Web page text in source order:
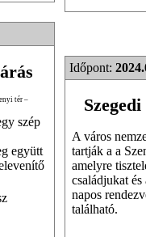
tér –
szép
együtt
Időpont:
A város
tartják a a
amelyre
családjukat és
napos
található.